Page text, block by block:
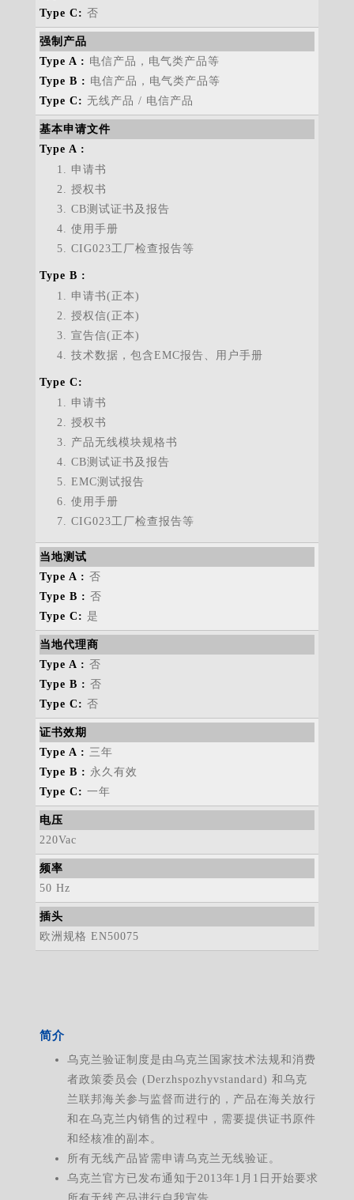
否
强制产品
电信产品，电气类产品等
电信产品，电气类产品等
无线产品 / 电信产品
基本申请文件
申请书
授权书
CB测试证书及报告
使用手册
CIG023工厂检查报告等
申请书(正本)
授权信(正本)
宣告信(正本)
技术数据，包含EMC报告、用户手册
申请书
授权书
产品无线模块规格书
CB测试证书及报告
EMC测试报告
使用手册
CIG023工厂检查报告等
当地测试
否
否
是
当地代理商
否
否
否
证书效期
三年
永久有效
一年
电压
220Vac
频率
50 Hz
插头
欧洲规格 EN50075
简介
乌克兰验证制度是由乌克兰国家技术法规和消费
者政策委员会 (Derzhspozhyvstandard) 和乌克
兰联邦海关参与监督而进行的，产品在海关放行
和在乌克兰内销售的过程中，需要提供证书原件
和经核准的副本。
所有无线产品皆需申请乌克兰无线验证。
乌克兰官方已发布通知于2013年1月1日开始要求